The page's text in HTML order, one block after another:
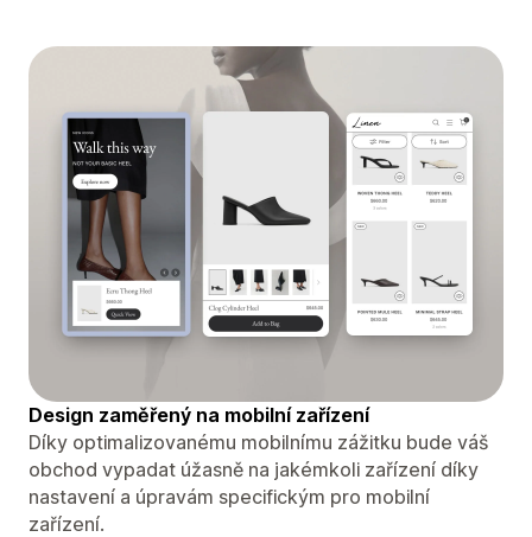
Design zaměřený na mobilní zařízení
Díky optimalizovanému mobilnímu zážitku bude váš
obchod vypadat úžasně na jakémkoli zařízení díky
nastavení a úpravám specifickým pro mobilní
zařízení.